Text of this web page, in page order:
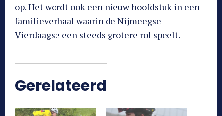
op. Het wordt ook een nieuw hoofdstuk in een
familieverhaal waarin de Nijmeegse
Vierdaagse een steeds grotere rol speelt.
Gerelateerd